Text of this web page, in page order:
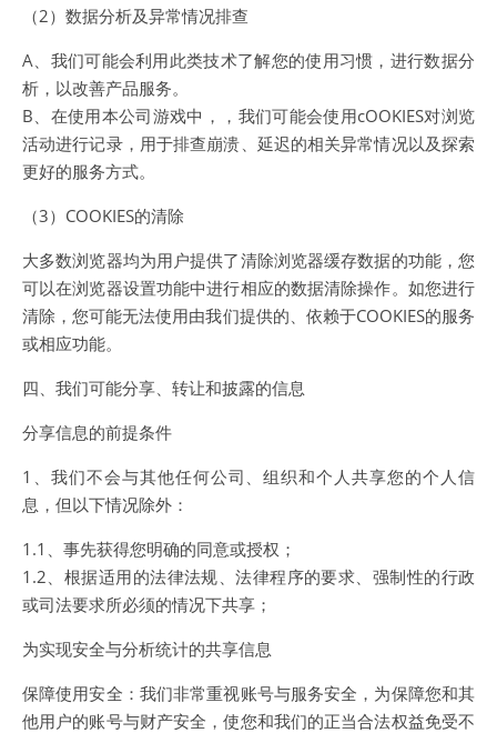
（2）数据分析及异常情况排查
A、我们可能会利用此类技术了解您的使用习惯，进行数据分
析，以改善产品服务。
B、在使用本公司游戏中，，我们可能会使用cOOKIES对浏览
活动进行记录，用于排查崩溃、延迟的相关异常情况以及探索
更好的服务方式。
（3）COOKIES的清除
大多数浏览器均为用户提供了清除浏览器缓存数据的功能，您
可以在浏览器设置功能中进行相应的数据清除操作。如您进行
清除，您可能无法使用由我们提供的、依赖于COOKIES的服务
或相应功能。
四、我们可能分享、转让和披露的信息
分享信息的前提条件
1、我们不会与其他任何公司、组织和个人共享您的个人信
息，但以下情况除外：
1.1、事先获得您明确的同意或授权；
1.2、根据适用的法律法规、法律程序的要求、强制性的行政
或司法要求所必须的情况下共享；
为实现安全与分析统计的共享信息
保障使用安全：我们非常重视账号与服务安全，为保障您和其
他用户的账号与财产安全，使您和我们的正当合法权益免受不